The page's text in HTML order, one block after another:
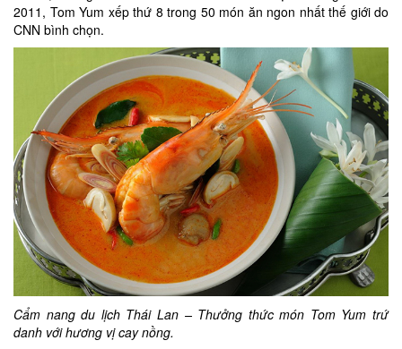
2011, Tom Yum xếp thứ 8 trong 50 món ăn ngon nhất thế giới do
CNN bình chọn.
Cẩm nang du lịch Thái Lan – Thưởng thức món Tom Yum trứ
danh với hương vị cay nồng.